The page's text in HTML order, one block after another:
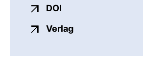
DOI
Verlagexterner Link,